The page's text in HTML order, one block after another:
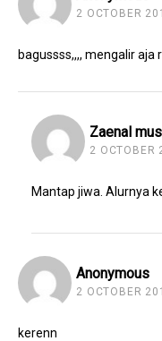
2 OCTOBER
bagussss,,,, mengalir aja
Zaenal
2 OCTOBER
Mantap jiwa. Alurnya
Anonymous
2 OCTOBER
kerenn